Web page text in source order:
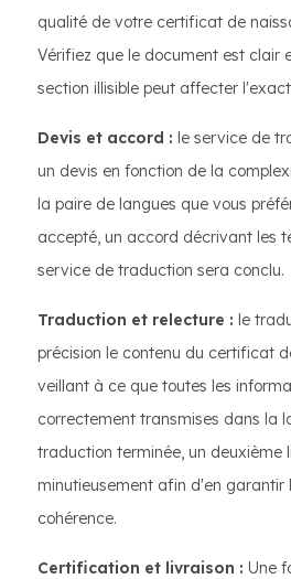
qualité de votre certificat de
Vérifiez que le document est clair
section illisible peut affecter
Devis et accord : le service de
un devis en fonction de la
la paire de langues que vous
accepté, un accord décrivant les
service de traduction sera conclu.
Traduction et relecture : le
précision le contenu du certificat
veillant à ce que toutes les
correctement transmises dans la
traduction terminée, un deuxième
minutieusement afin d'en
cohérence.
Certification et livraison : Une